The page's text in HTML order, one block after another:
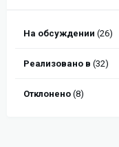
На обсуждении (26)
Реализовано в (32)
Отклонено (8)